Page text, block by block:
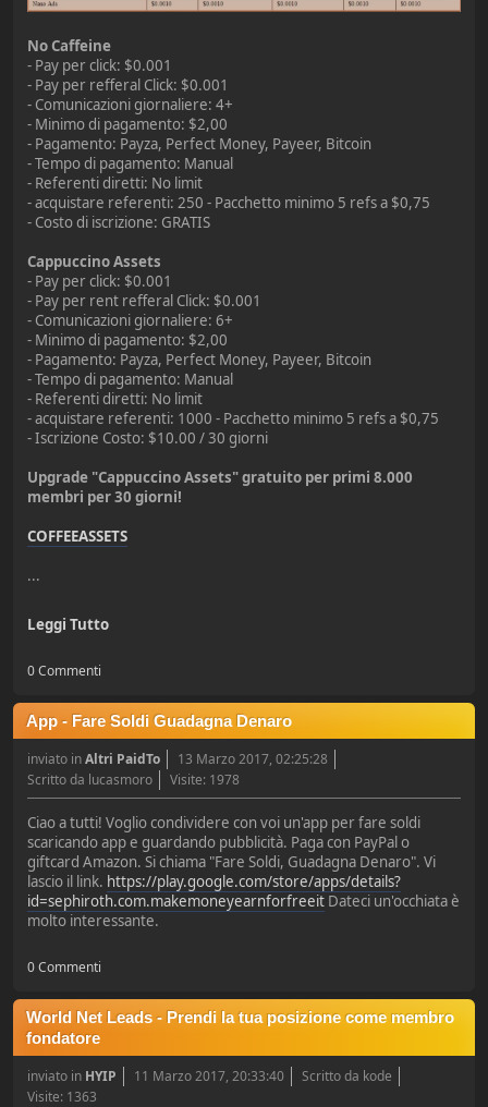
No Caffeine
- Pay per click: $0.001
- Pay per refferal Click: $0.001
- Comunicazioni giornaliere: 4+
- Minimo di pagamento: $2,00
- Pagamento: Payza, Perfect Money, Payeer, Bitcoin
- Tempo di pagamento: Manual
- Referenti diretti: No limit
- acquistare referenti: 250 - Pacchetto minimo 5 refs a $0,75
- Costo di iscrizione: GRATIS
Cappuccino Assets
- Pay per click: $0.001
- Pay per rent refferal Click: $0.001
- Comunicazioni giornaliere: 6+
- Minimo di pagamento: $2,00
- Pagamento: Payza, Perfect Money, Payeer, Bitcoin
- Tempo di pagamento: Manual
- Referenti diretti: No limit
- acquistare referenti: 1000 - Pacchetto minimo 5 refs a $0,75
- Iscrizione Costo: $10.00 / 30 giorni
Upgrade "Cappuccino Assets" gratuito per primi 8.000
membri per 30 giorni!
COFFEEASSETS
...
Leggi Tutto
0 Commenti
App - Fare Soldi Guadagna Denaro
inviato inAltri PaidTo
13 Marzo 2017, 02:25:28
Scritto da lucasmoro
Visite: 1978
Ciao a tutti! Voglio condividere con voi un'app per fare soldi
scaricando app e guardando pubblicità. Paga con PayPal o
giftcard Amazon. Si chiama "Fare Soldi, Guadagna Denaro". Vi
lascio il link. https://play.google.com/store/apps/details?
id=sephiroth.com.makemoneyearnforfreeit Dateci un'occhiata è
molto interessante.
0 Commenti
World Net Leads - Prendi la tua posizione come membro
fondatore
inviato in HYIP 11 Marzo 2017, 20:33:40
Scritto da kode
Visite: 1363